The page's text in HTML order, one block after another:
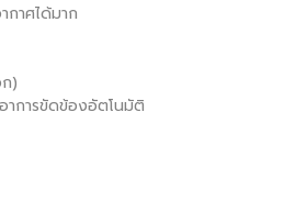
าศได้มาก
)
าการขัดข้องอัตโนมัติ